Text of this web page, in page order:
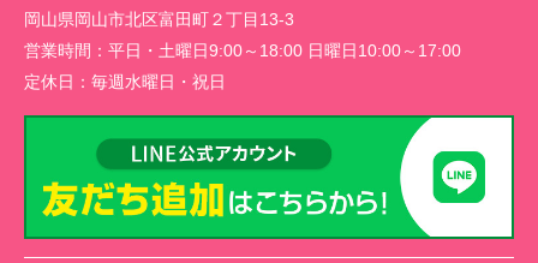
岡山県岡山市北区富田町２丁目13-3
営業時間： 平日・土曜日9:00～18:00 日曜日10:00～17:00
定休日： 毎週水曜日・祝日